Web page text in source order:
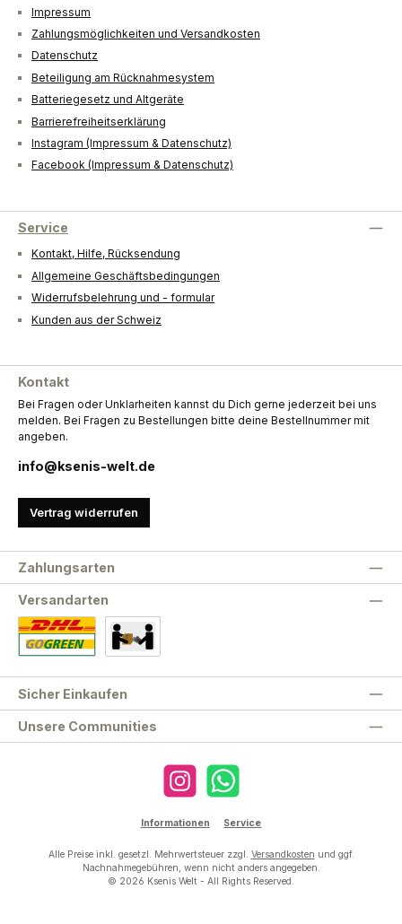
Impressum
Zahlungsmöglichkeiten und Versandkosten
Datenschutz
Beteiligung am Rücknahmesystem
Batteriegesetz und Altgeräte
Barrierefreiheitserklärung
Instagram (Impressum & Datenschutz)
Facebook (Impressum & Datenschutz)
Service
Kontakt, Hilfe, Rücksendung
Allgemeine Geschäftsbedingungen
Widerrufsbelehrung und - formular
Kunden aus der Schweiz
Kontakt
Bei Fragen oder Unklarheiten kannst du Dich gerne jederzeit bei uns
melden. Bei Fragen zu Bestellungen bitte deine Bestellnummer mit
angeben.
info@ksenis-welt.de
Vertrag widerrufen
Unsere Communities
Zahlungsarten
Versandarten
Sicher Einkaufen
Instagram WhatsApp
Informationen Service
Alle Preise inkl. gesetzl. Mehrwertsteuer zzgl. Versandkosten und ggf.
Nachnahmegebühren, wenn nicht anders angegeben.
© 2026 Ksenis Welt - All Rights Reserved.